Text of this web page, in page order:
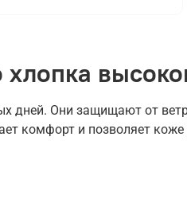
дней. Они защищают от
комфорт и позволяет